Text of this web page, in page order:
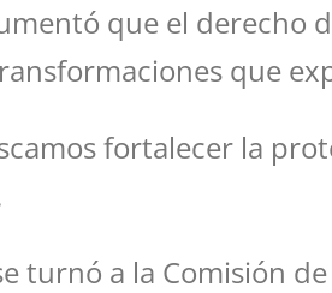
que el derecho
que
fortalecer la
turnó a la Comisión